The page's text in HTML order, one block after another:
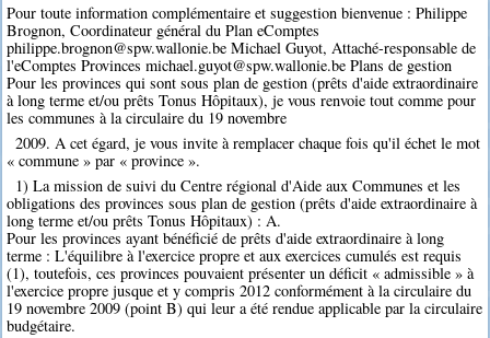
Pour toute information complémentaire et suggestion bienvenue : Philippe
Brognon, Coordinateur général du Plan eComptes
philippe.brognon@spw.wallonie.be Michael Guyot, Attaché-responsable de
l'eComptes Provinces michael.guyot@spw.wallonie.be Plans de gestion
Pour les provinces qui sont sous plan de gestion (prêts d'aide extraordinaire
à long terme et/ou prêts Tonus Hôpitaux), je vous renvoie tout comme pour
les communes à la circulaire du 19 novembre
2009. A cet égard, je vous invite à remplacer chaque fois qu'il échet le mot
« commune » par « province ».
1) La mission de suivi du Centre régional d'Aide aux Communes et les
obligations des provinces sous plan de gestion (prêts d'aide extraordinaire à
long terme et/ou prêts Tonus Hôpitaux) : A.
Pour les provinces ayant bénéficié de prêts d'aide extraordinaire à long
terme : L'équilibre à l'exercice propre et aux exercices cumulés est requis
(1), toutefois, ces provinces pouvaient présenter un déficit « admissible » à
l'exercice propre jusque et y compris 2012 conformément à la circulaire du
19 novembre 2009 (point B) qui leur a été rendue applicable par la circulaire
budgétaire.